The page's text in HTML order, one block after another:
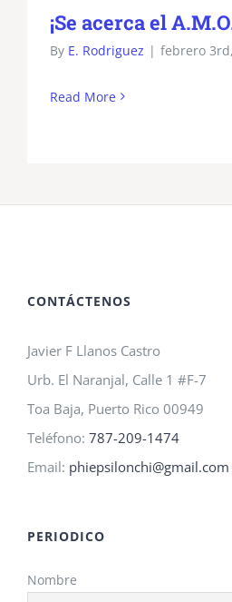
¡Se acerca el
By E. Rodriguez | febrero
Read More
CONTÁCTENOS
Javier F Llanos Castro
Urb. El Naranjal, Calle 1 #F-7
Toa Baja, Puerto Rico 00949
Teléfono: 787-209-1474
Email: phiepsilonchi@gmail.com
PERIODICO
Nombre